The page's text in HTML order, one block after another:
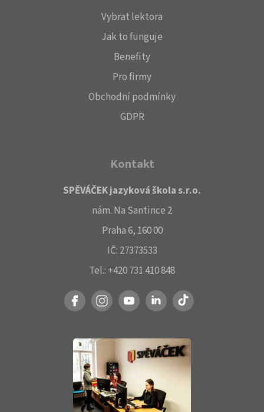
Vybrat lektora
Jak to funguje
Benefity
Pro firmy
Obchodní podmínky
GDPR
Kontakt
SPĚVÁČEK jazyková škola s.r.o.
nám. Na Santince 2
Praha 6, 160 00
IČ: 27373533
Tel.: +420 731 410 848